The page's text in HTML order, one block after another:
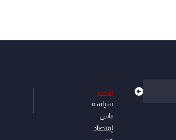
الأخبار
سياسة
ناس
إقتصاد